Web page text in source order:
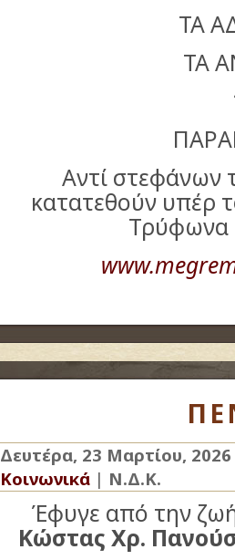
ΤΑ
ΤΑ
Αντί στεφάνων
κατατεθούν υπέρ
Τρύφωνα
Δευτέρα, 23 Μαρτίου, 2026
Κοινωνικά | Ν.Δ.Κ.
Έφυγε από την
Κώστας Χρ.